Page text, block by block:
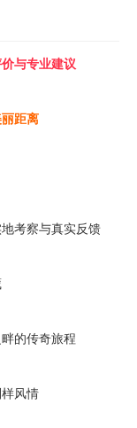
与专业建议
距离
考察与真实反馈
的传奇旅程
风情